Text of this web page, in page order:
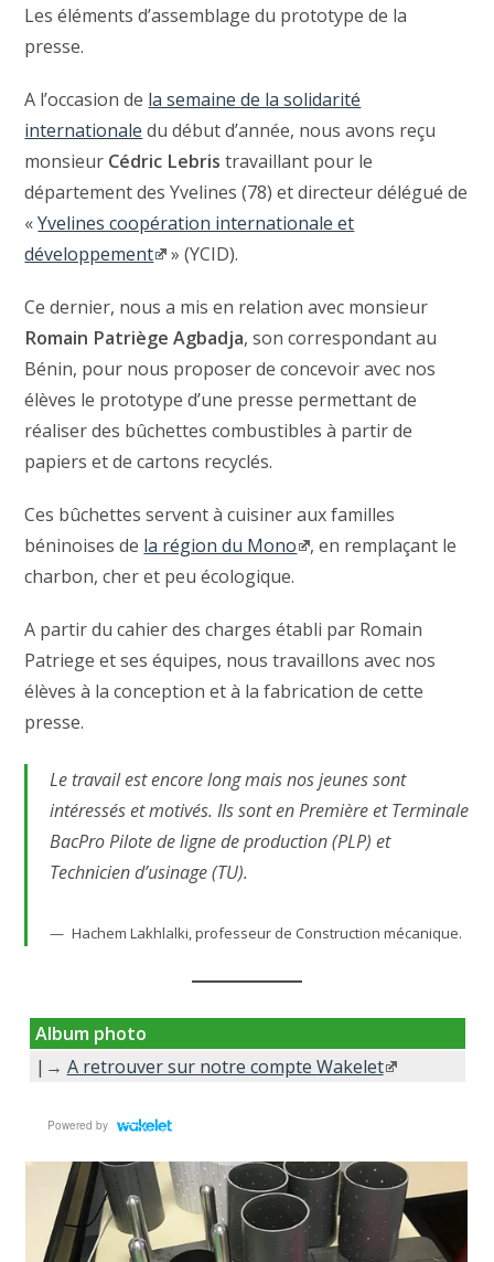
Les éléments d’assemblage du prototype de la
presse.
A l’occasion de la semaine de la solidarité
internationale du début d’année, nous avons reçu
monsieur Cédric Lebris travaillant pour le
département des Yvelines (78) et directeur délégué de
«Yvelines coopération internationale et
développement
» (YCID).
Ce dernier, nous a mis en relation avec monsieur
Romain Patriège Agbadja, son correspondant au
Bénin, pour nous proposer de concevoir avec nos
élèves le prototype d’une presse permettant de
réaliser des bûchettes combustibles à partir de
papiers et de cartons recyclés.
Ces bûchettes servent à cuisiner aux familles
béninoises de la région du Mono
, en remplaçant le
charbon, cher et peu écologique.
A partir du cahier des charges établi par Romain
Patriege et ses équipes, nous travaillons avec nos
élèves à la conception et à la fabrication de cette
presse.
Le travail est encore long mais nos jeunes sont
intéressés et motivés. Ils sont en Première et Terminale
BacPro Pilote de ligne de production (PLP) et
Technicien d’usinage (TU).
Hachem Lakhlalki, professeur de Construction mécanique.
Album photo
|→ A retrouver sur notre compte Wakelet